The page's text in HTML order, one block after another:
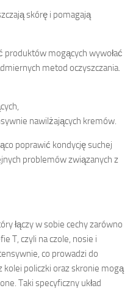
skórę i pomagają
produktów mogących wywołać
metod oczyszczania.
nawilżających kremów.
poprawić kondycję suchej
problemów związanych z
łączy w sobie cechy zarówno
T, czyli na czole, nosie i
co prowadzi do
policzki oraz skronie mogą
Taki specyficzny układ